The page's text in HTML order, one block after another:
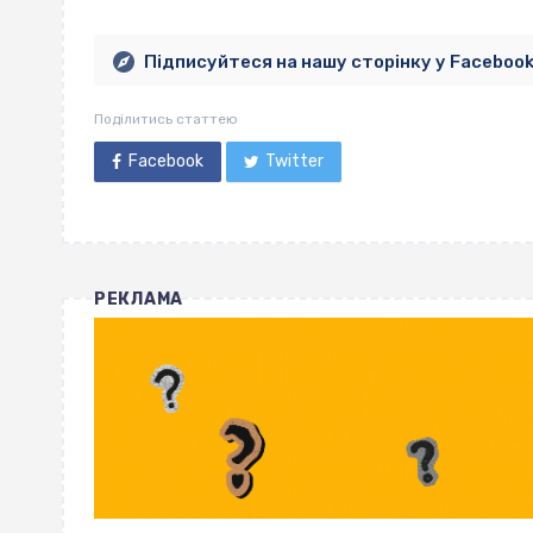
Підписуйтеся на нашу сторінку у Facebook
Поділитись статтею
Facebook Twitter
РЕКЛАМА